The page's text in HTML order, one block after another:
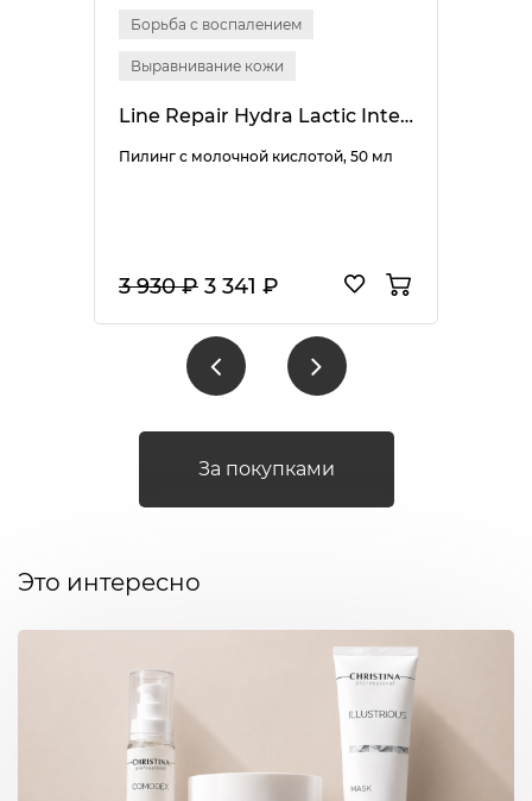
Борьба с воспалением
Выравнивание кожи
Line Repair Hydra Lactic Intense Peel
Пилинг с молочной кислотой, 50 мл
3 930 ₽ 3 341 ₽
За покупками
Это интересно